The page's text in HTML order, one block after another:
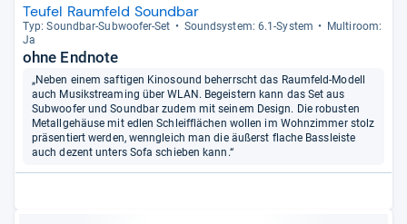
Teufel Raumfeld Soundbar
Typ: Sound­bar-​Sub­woofer-​Set Sound­sys­tem: 6.1-​Sys­tem
Mul­ti­room:
Ja
ohne Endnote
„Neben einem saftigen Kinosound beherrscht das Raumfeld-Modell
auch Musikstreaming über WLAN. Begeistern kann das Set aus
Subwoofer und Soundbar zudem mit seinem Design. Die robusten
Metallgehäuse mit edlen Schleifflächen wollen im Wohnzimmer stolz
präsentiert werden, wenngleich man die äußerst flache Bassleiste
auch dezent unters Sofa schieben kann.“